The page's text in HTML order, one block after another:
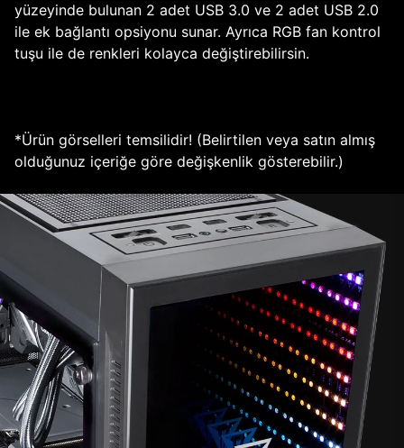
yüzeyinde bulunan 2 adet USB 3.0 ve 2 adet USB 2.0
ile ek bağlantı opsiyonu sunar. Ayrıca RGB fan kontrol
tuşu ile de renkleri kolayca değiştirebilirsin.
*Ürün görselleri temsilidir! (Belirtilen veya satın almış
olduğunuz içeriğe göre değişkenlik gösterebilir.)